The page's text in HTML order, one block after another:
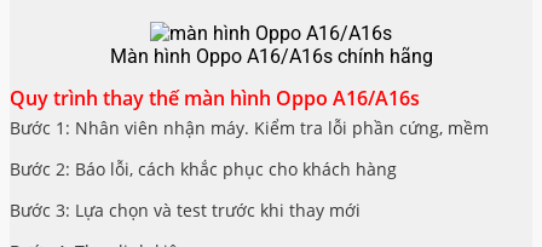
Màn hình Oppo A16/A16s chính hãng
Quy trình thay thế màn hình Oppo A16/A16s
Bước 1: Nhân viên nhận máy. Kiểm tra lỗi phần cứng, mềm
Bước 2: Báo lỗi, cách khắc phục cho khách hàng
Bước 3: Lựa chọn và test trước khi thay mới